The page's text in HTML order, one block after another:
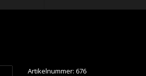
Artikelnummer: 676